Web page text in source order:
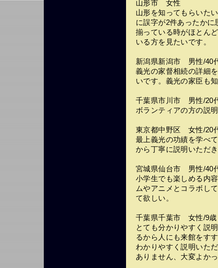
山形市 女性
山形を知ってもらいた
に誤字が2件あったか
揃っている時がほとん
いる方を見たいです。
新潟県新潟市 男性/40
義光の家督相続の詳細
いです。義光の家臣も
千葉県市川市 男性/20
ボランティアの方の説
東京都中野区 女性/20
最上義光の功績を学べ
から丁寧に説明いただ
宮城県仙台市 男性/40
小学生でも楽しめる内
ムやアニメとコラボし
て欲しい。
千葉県千葉市 女性/9歳
とても分かりやすく説
るから人にも来館をす
わかりやすく説明いた
ありません、大変よか